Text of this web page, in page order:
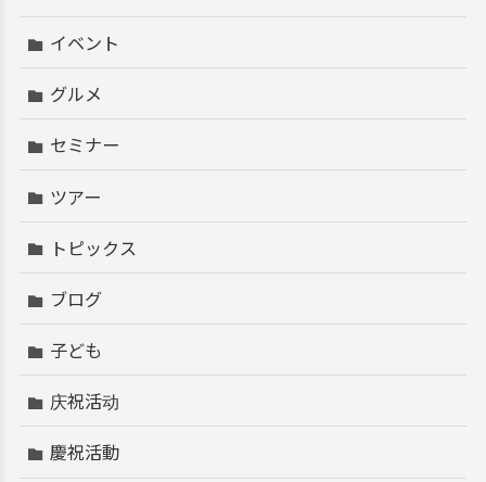
イベント
グルメ
セミナー
ツアー
トピックス
ブログ
子ども
庆祝活动
慶祝活動